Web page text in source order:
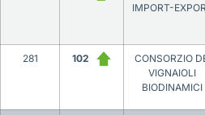
IMPORT-
281 102
CONSORZIO
VIGNAIOLI
BIODINAMICI